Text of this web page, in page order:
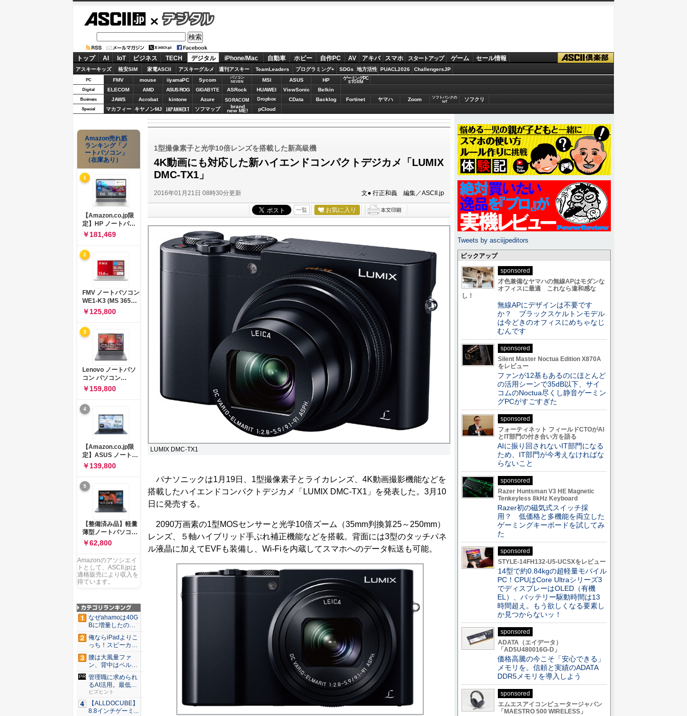
デジタル
トップ AI IoT ビジネス TECH デジタル iPhone/Mac 自動車 ホビー 自作PC AV アキバ スマホ スタートアップ ゲーム セール情報
アスキーキッズ 格安SIM 家電ASCII アスキーグルメ 週刊アスキー TeamLeaders プログラミング+ SDGs 地方活性 PUACL2026 ChallengersJP
PC FMV mouse iiyamaPC Sycom
パソコン
SEVEN
MSI ASUS HP ゲーミングPC
STORM
Digital ELECOM AMD ASUS ROG GIGABYTE ASRock HUAWEI ViewSonic Belkin
Business JAWS Acrobat kintone Azure SORACOM Dropbox CData Backlog Fortinet ヤマハ Zoom
ソフトバンクの
IoT
ソフクリ
Special マカフィー キヤノンMJ JAPANNEXT ソフマップ brand
new ME! pCloud
1型撮像素子と光学10倍レンズを搭載した新高級機
4K動画にも対応した新ハイエンドコンパクトデジカメ「LUMIX
DMC-TX1」
2016年01月21日 08時30分更新 文● 行正和義 編集／ASCII.jp
一覧 お気に入り
LUMIX DMC-TX1
パナソニックは1月19日、1型撮像素子とライカレンズ、4K動画撮影機能などを
搭載したハイエンドコンパクトデジカメ「LUMIX DMC-TX1」を発表した。3月10
日に発売する。
2090万画素の1型MOSセンサーと光学10倍ズーム（35mm判換算25～250mm）
レンズ、５軸ハイブリッド手ぶれ補正機能などを搭載。背面には3型のタッチパネ
ル液晶に加えてEVFも装備し、Wi-Fiを内蔵してスマホへのデータ転送も可能。
Amazon売れ筋
ランキング「ノ
ートパソコン」
（在庫あり）
1
【Amazon.co.jp限
定】HP ノートパソ
コン 15-fd 15.6イン
チ インテル Core 5
120U メモリ16GB
SSD512GB
Windows 11
Microsoft Office
2024搭載 WPS
Office搭載 カメラシ
ャッター 指紋認証 薄
型 Copilotキー搭載
ナチュラルシルバー
￥181,469
2
FMV ノートパソコン
WE1-K3 (MS 365
Personal/Copilotキ
ー搭載/Win 11/15.6
型/Core
i5/16GB/SSD
512GB/ホワイト)
FMVWK3E15W_AZ
￥125,800
3
Lenovo ノートパソ
コン パソコン
IdeaPad Slim 3 14.0
インチ AMD
Ryzen™ 5 8640HS
メモリ16GB
SSD512GB
Microsoft 365 試用
版 Windows11 バッ
テリー駆動12.6時間
重量1.39kg ルナグレ
ー 83K9003JJP ノー
トPC
￥159,800
4
【Amazon.co.jp限
定】ASUS ノートパ
ソコン Vivobook 15
M1502NAQ 15.6イ
ンチ AMD Ryzen 7
170 メモリ16GB
SSD 512GB
Microsoft 365
Personal (24か月版)
搭載 Windows 11 重
量1.7kg Wi-Fi 6E ク
ワイエットブルー
M1502NAQ-
￥139,800
5
【整備済み品】軽量
薄型ノートパソコン
dynabook G83 ■
13.3型
FHD(1920x1080) -
高性能第11世代Core
i5-1135G7 - メモリ
16GB - SSD 256GB
USB Type-C - MS
Office 2021 - Win11
搭載
￥62,800
Amazonのアソシエイ
トとして、ASCII.jpは
適格販売により収入を
得ています。
なぜahamoは40G
Bに増量したの
か ...
俺ならiPadよりこ
っち！スピーカー
9個...
腰は大風量ファ
ン、背中はペルチ
ェ冷却。ダ...
管理職に求められ
るAI活用。最低限
やるべ...
ビズヒント
【ALLDOCUBE】
8.8インチゲーミ...
Tweets by asciijpeditors
ピックアップ
sponsored
才色兼備なヤマハの無線APはモダンな
オフィスに最適 これなら違和感な
し！
無線APにデザインは不要です
か？ ブラックスケルトンモデル
は今どきのオフィスにめちゃなじ
むんです
sponsored
Silent Master Noctua Edition X870A
をレビュー
ファンが12基もあるのにほとんど
の活用シーンで35dB以下、サイ
コムのNoctua尽くし静音ゲーミン
グPCがすごすぎた
sponsored
フォーティネット フィールドCTOがAI
とIT部門の付き合い方を語る
AIに振り回されないIT部門になる
ため、IT部門が今考えなければな
らないこと
sponsored
Razer Huntsman V3 HE Magnetic
Tenkeyless 8kHz Keyboard
Razer初の磁気式スイッチ採
用？ 低価格と多機能を両立した
ゲーミングキーボードを試してみ
た
sponsored
STYLE-14FH132-U5-UCSXをレビュー
14型で約0.84kgの超軽量モバイル
PC！CPUはCore Ultraシリーズ3
でディスプレーはOLED（有機
EL）、バッテリー駆動時間は13
時間超え。もう欲しくなる要素し
か見つからないッ！
sponsored
ADATA（エイデータ）
「AD5U480016G-D」
価格高騰の今こそ「安心できる」
メモリを。信頼と実績のADATA
DDR5メモリを導入しよう
sponsored
エムエスアイコンピュータージャパン
「MAESTRO 500 WIRELESS」